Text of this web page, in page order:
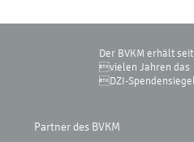
Der BVKM erhält seit
vielen Jahren das
DZI-Spendensiegel
Partner des BVKM